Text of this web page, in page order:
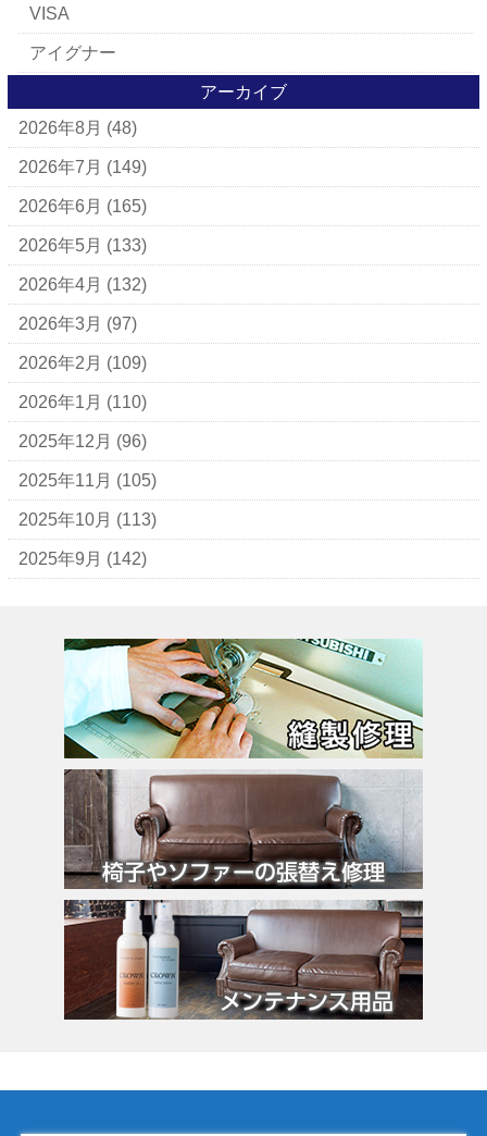
VISA
アイグナー
アパレルブランド
BALLY
ＵＧＧ
アナスイ
アニエスベー
アルマーニ
アレン・エドモンズ
アンナ モリナーリ
イブ・サンローラン
ヴェロ・キーオ
ウンガロ
エヴー
カルティエ
カンペール
ギ・ラロッシュ
グッチ
クロエ
クロコラックス
クロムハーツ
コーチ
コールハーン
アーカイブ
2026年8月 (48)
2026年7月 (149)
2026年6月 (165)
2026年5月 (133)
2026年4月 (132)
2026年3月 (97)
2026年2月 (109)
2026年1月 (110)
2025年12月 (96)
2025年11月 (105)
2025年10月 (113)
2025年9月 (142)